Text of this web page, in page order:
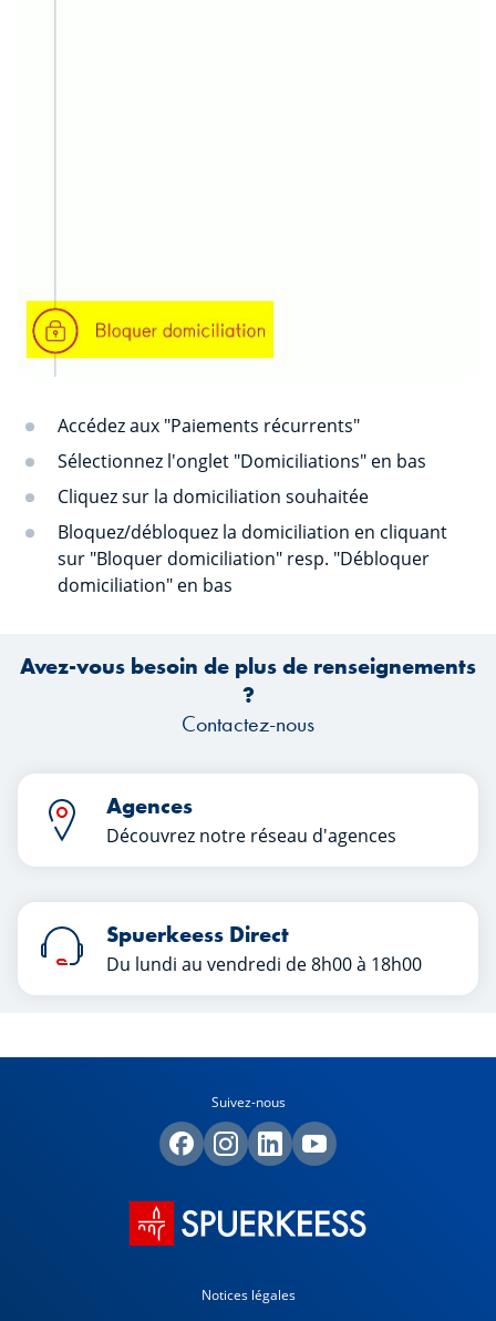
Accédez aux "Paiements récurrents"
Sélectionnez l'onglet "Domiciliations" en bas
Cliquez sur la domiciliation souhaitée
Bloquez/débloquez la domiciliation en cliquant
sur "Bloquer domiciliation" resp. "Débloquer
domiciliation" en bas
Avez-vous besoin de plus de renseignements
?
Contactez-nous
Agences
Découvrez notre réseau d'agences
Spuerkeess Direct
Du lundi au vendredi de 8h00 à 18h00
Suivez-nous
Notices légales